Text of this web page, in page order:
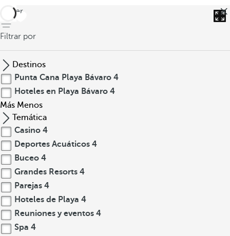
volver
Filtrar por
Destinos
Punta Cana Playa Bávaro 4
Hoteles en Playa Bávaro 4
Más Menos
Temática
Casino 4
Deportes Acuáticos 4
Buceo 4
Grandes Resorts 4
Parejas 4
Hoteles de Playa 4
Reuniones y eventos 4
Spa 4